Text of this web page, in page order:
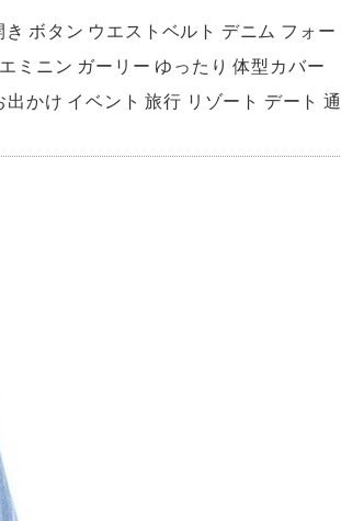
ボタン ウエストベルト デニム フォー
ミニン ガーリー ゆったり 体型カバー
かけ イベント 旅行 リゾート デート 通